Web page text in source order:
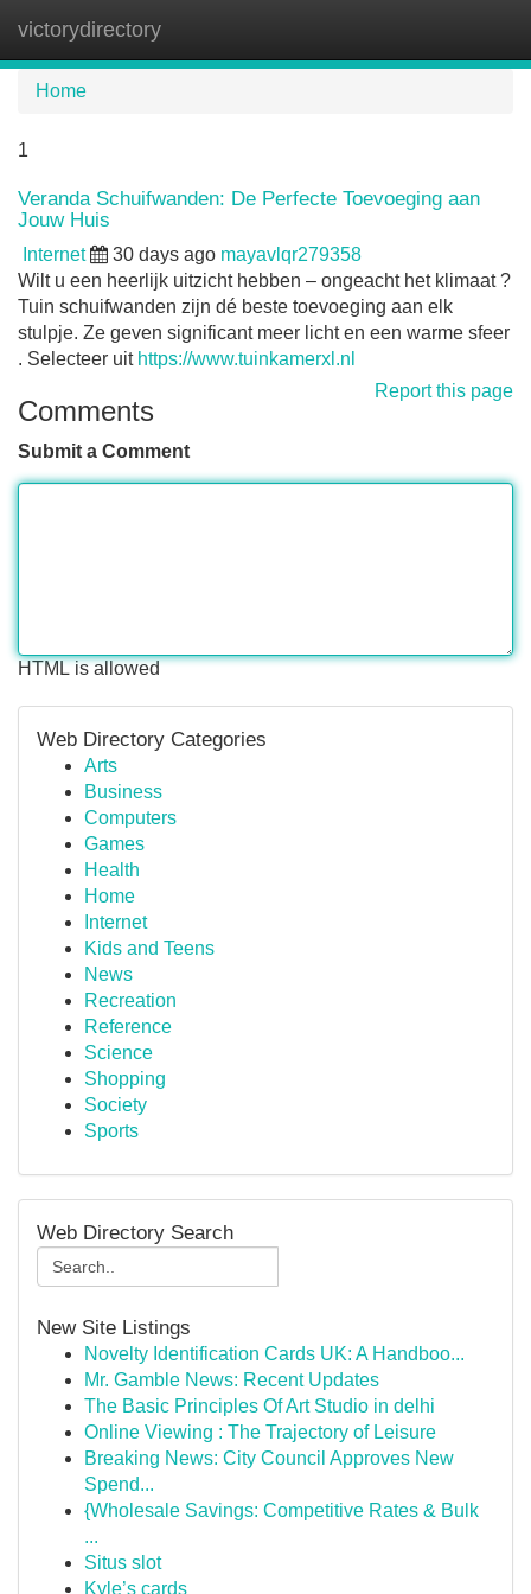
victorydirectory
Home
1
Veranda Schuifwanden: De Perfecte Toevoeging aan
Jouw Huis
Internet 30 days ago mayavlqr279358
Wilt u een heerlijk uitzicht hebben – ongeacht het klimaat ?
Tuin schuifwanden zijn dé beste toevoeging aan elk
stulpje. Ze geven significant meer licht en een warme sfeer
. Selecteer uit https://www.tuinkamerxl.nl
Report this page
Comments
Submit a Comment
HTML is allowed
Web Directory Categories
Arts
Business
Computers
Games
Health
Home
Internet
Kids and Teens
News
Recreation
Reference
Science
Shopping
Society
Sports
Web Directory Search
New Site Listings
Novelty Identification Cards UK: A Handboo...
Mr. Gamble News: Recent Updates
The Basic Principles Of Art Studio in delhi
Online Viewing : The Trajectory of Leisure
Breaking News: City Council Approves New
Spend...
{Wholesale Savings: Competitive Rates & Bulk
...
Situs slot
Kyle’s cards